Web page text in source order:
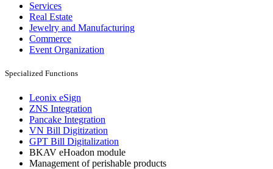
Services
Real Estate
Jewelry and Manufacturing
Commerce
Event Organization
Specialized Functions
Leonix eSign
ZNS Integration
Pancake Integration
VN Bill Digitization
GPT Bill Digitalization
BKAV eHoadon module
Management of perishable products